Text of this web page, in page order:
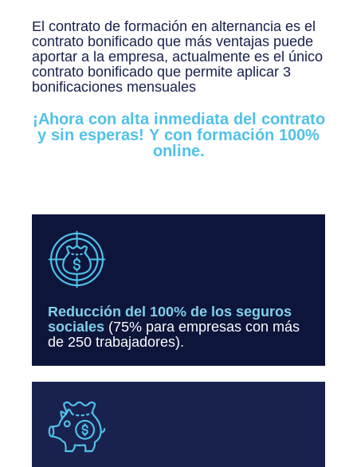
El contrato de formación en alternancia es el
contrato bonificado que más ventajas puede
aportar a la empresa, actualmente es el único
contrato bonificado que permite aplicar 3
bonificaciones mensuales
¡Ahora con alta inmediata del contrato
y sin esperas! Y con formación 100%
online.
Reducción del 100% de los seguros
sociales (75% para empresas con más
de 250 trabajadores).